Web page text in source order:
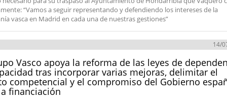
“Vamos a seguir representando y defendiendo los intereses de la
vasca en Madrid en cada una de nuestras gestiones”
14/
Vasco apoya la reforma de las leyes de
tras incorporar varias mejoras, delimitar el
competencial y el compromiso del Gobierno
financiación